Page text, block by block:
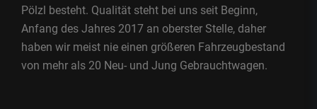
Pölzl besteht. Qualität steht bei uns seit Beginn,
Anfang des Jahres 2017 an oberster Stelle, daher
haben wir meist nie einen größeren Fahrzeugbestand
von mehr als 20 Neu- und Jung Gebrauchtwagen.